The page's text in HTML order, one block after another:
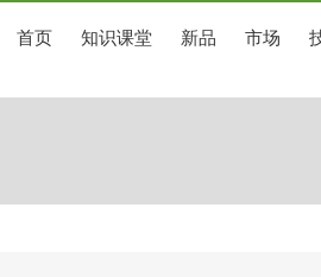
首页 知识课堂 新品 市场